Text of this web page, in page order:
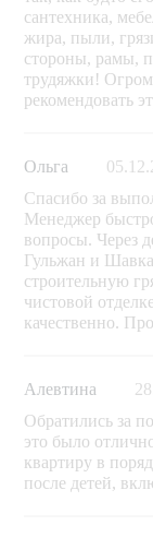
сантехника,
жира, пыли,
стороны, рамы,
трудяжки!
рекомендовать
Ольга
Спасибо за
Менеджер
вопросы. Через
Гульжан и
строительную
чистовой
качественно.
Алевтина
Обратились за
это было
квартиру в
после детей,